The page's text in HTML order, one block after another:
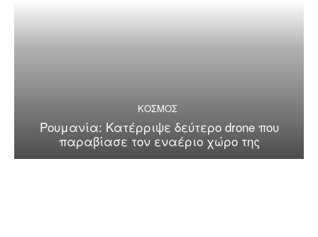
ΚΟΣΜΟΣ
Ρουμανία: Κατέρριψε δεύτερο drone που
παραβίασε τον εναέριο χώρο της